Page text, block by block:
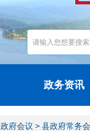
政务资讯
政府会议 > 县政府常务